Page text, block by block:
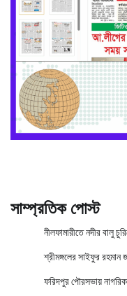
সাম্প্রতিক পোস্ট
নীলফামারীতে নদীর বালু
শ্রীমঙ্গলের সাইফুর রহমান
ফরিদপুর পৌরসভায়